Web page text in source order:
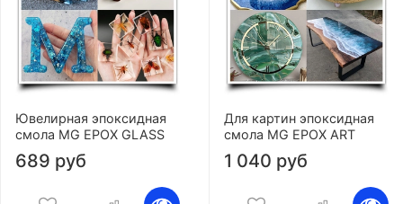
Ювелирная эпоксидная
смола MG EPOX GLASS
689 руб
Для картин эпоксидная
смола MG EPOX ART
1 040 руб